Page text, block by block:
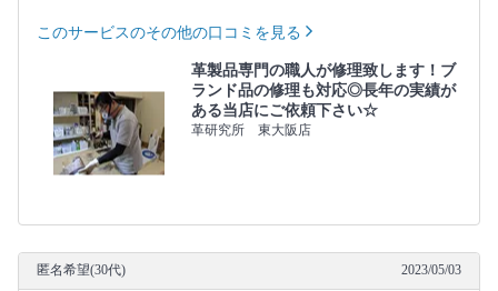
このサービスのその他の口コミを見る
革製品専門の職人が修理致します！ブ
ランド品の修理も対応◎長年の実績が
ある当店にご依頼下さい☆
革研究所 東大阪店
匿名希望(30代) 2023/05/03